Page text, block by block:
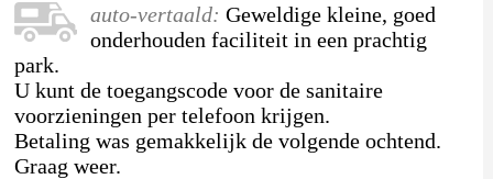
auto-vertaald: Geweldige kleine, goed
onderhouden faciliteit in een prachtig
park.
U kunt de toegangscode voor de sanitaire
voorzieningen per telefoon krijgen.
Betaling was gemakkelijk de volgende ochtend.
Graag weer.